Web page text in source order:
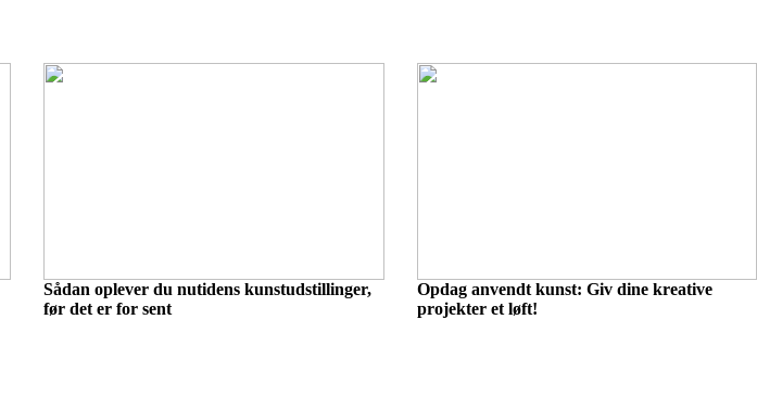
Sådan oplever du nutidens kunstudstillinger,
før det er for sent
Opdag anvendt kunst: Giv dine kreative
projekter et løft!